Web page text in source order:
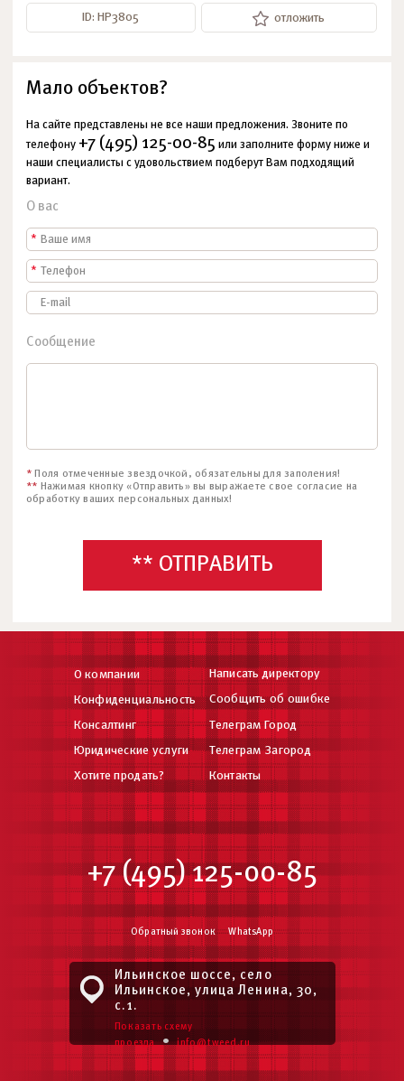
ID: НР3805 отложить
Мало объектов?
На сайте представлены не все наши предложения. Звоните по
телефону +7 (495) 125-00-85 или заполните форму ниже и
наши специалисты с удовольствием подберут Вам подходящий
вариант.
О вас
*
*
Сообщение
* Поля отмеченные звездочкой, обязательны для заполения!
** Нажимая кнопку «Отправить» вы выражаете свое согласие на
обработку ваших персональных данных!
** ОТПРАВИТЬ
О компании
Конфиденциальность
Консалтинг
Юридические услуги
Хотите продать?
Написать директору
Сообщить об ошибке
Телеграм Город
Телеграм Загород
Контакты
+7 (495) 125-00-85
Обратный звонок WhatsApp
Ильинское шоссе, село
Ильинское, улица Ленина, 30,
с.1.
Показать схему
проезда•info@tweed.ru